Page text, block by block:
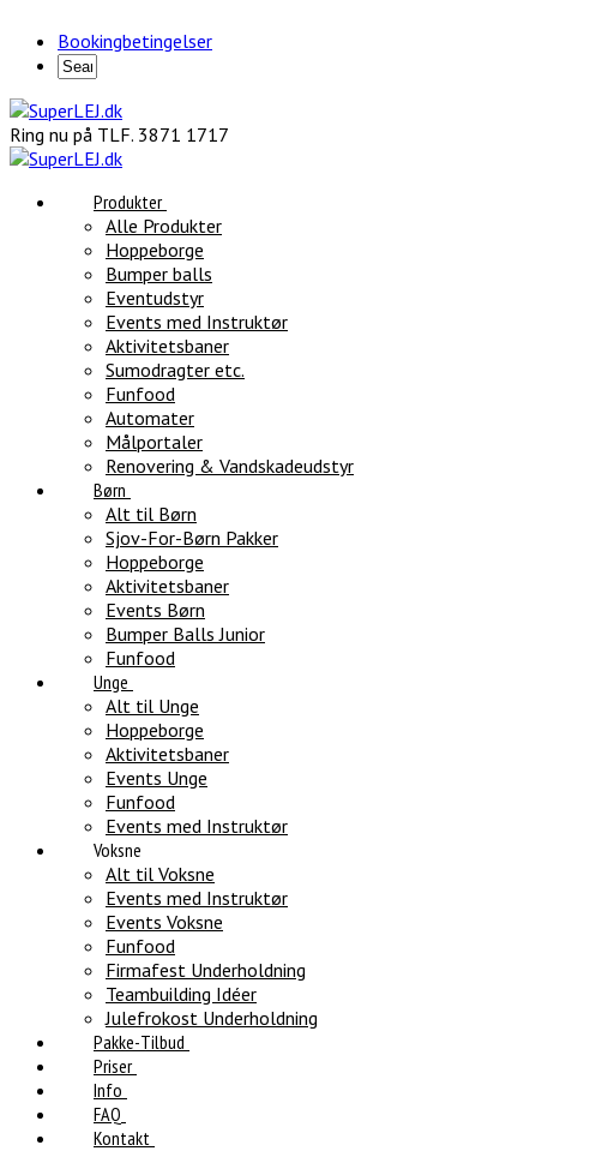
Bookingbetingelser
Ring nu på TLF. 3871 1717
Produkter
Alle Produkter
Hoppeborge
Bumper balls
Eventudstyr
Events med Instruktør
Aktivitetsbaner
Sumodragter etc.
Funfood
Automater
Målportaler
Renovering & Vandskadeudstyr
Børn
Alt til Børn
Sjov-For-Børn Pakker
Hoppeborge
Aktivitetsbaner
Events Børn
Bumper Balls Junior
Funfood
Unge
Alt til Unge
Hoppeborge
Aktivitetsbaner
Events Unge
Funfood
Events med Instruktør
Voksne
Alt til Voksne
Events med Instruktør
Events Voksne
Funfood
Firmafest Underholdning
Teambuilding Idéer
Julefrokost Underholdning
Pakke-Tilbud
Priser
Info
FAQ
Kontakt